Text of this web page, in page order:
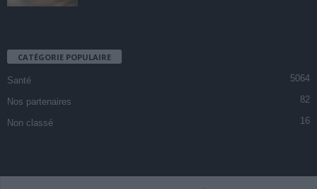
CATÉGORIE POPULAIRE
Santé 5064
Nos partenaires 82
Non classé 16